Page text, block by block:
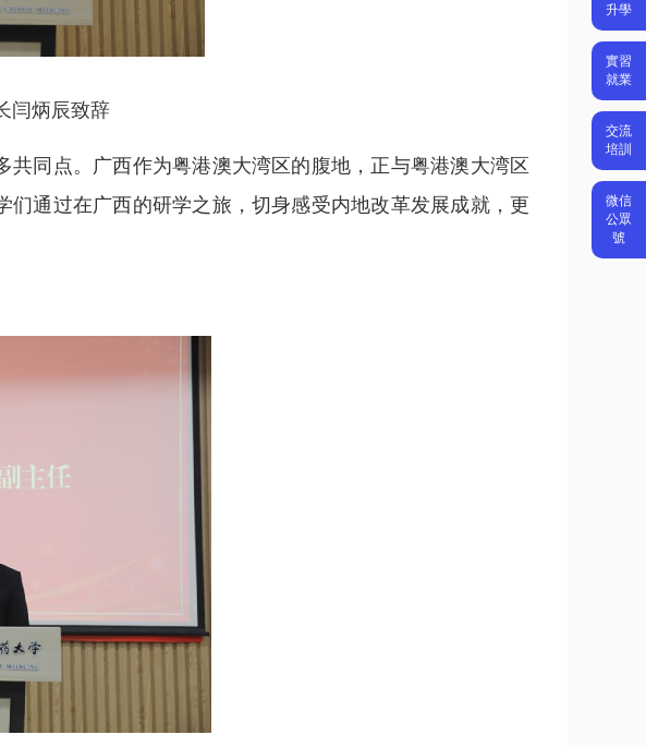
炳辰致辞
同点。广西作为粤港澳大湾区的腹地，正与粤港澳大湾区
通过在广西的研学之旅，切身感受内地改革发展成就，更
升學
實習
就業
交流
培訓
微信
公眾
號